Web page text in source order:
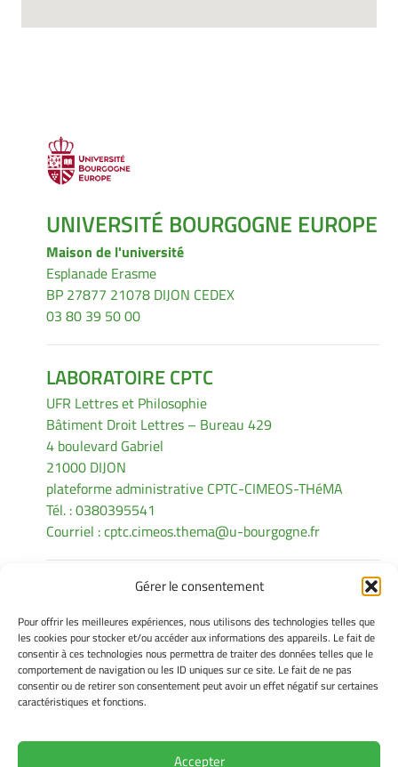
Gérer le consentement
Pour offrir les meilleures expériences, nous utilisons des technologies telles que
les cookies pour stocker et/ou accéder aux informations des appareils. Le fait de
consentir à ces technologies nous permettra de traiter des données telles que le
comportement de navigation ou les ID uniques sur ce site. Le fait de ne pas
consentir ou de retirer son consentement peut avoir un effet négatif sur certaines
caractéristiques et fonctions.
Accepter
UNIVERSITÉ BOURGOGNE EUROPE
Maison de l'université
Esplanade Erasme
BP 27877 21078 DIJON CEDEX
03 80 39 50 00
LABORATOIRE CPTC
UFR Lettres et Philosophie
Bâtiment Droit Lettres – Bureau 429
4 boulevard Gabriel
21000 DIJON
plateforme administrative CPTC-CIMEOS-THéMA
Tél. : 0380395541
Courriel :cptc.cimeos.thema@u-bourgogne.fr
INFORMATIONS LÉGALES
Mentions légales
Gérer mes cookies
Politique de cookies
Déclaration de confidentialité